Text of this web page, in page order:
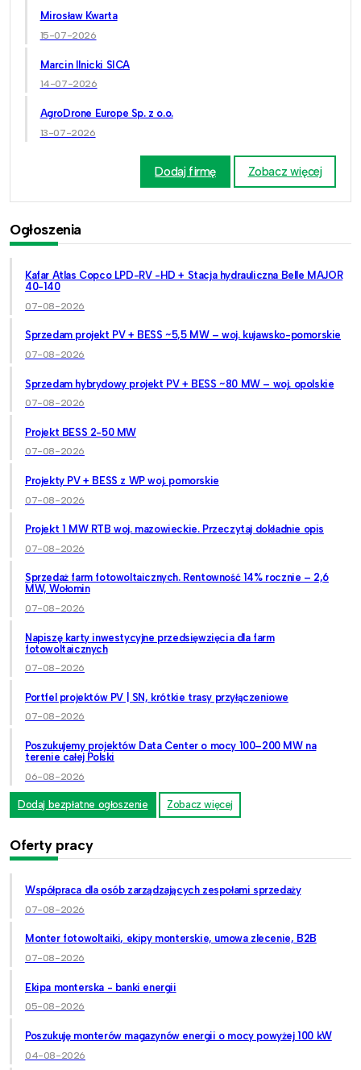
Mirosław Kwarta
15-07-2026
Marcin Ilnicki SICA
14-07-2026
AgroDrone Europe Sp. z o.o.
13-07-2026
Dodaj firmę Zobacz więcej
Ogłoszenia
Kafar Atlas Copco LPD-RV -HD + Stacja hydrauliczna Belle MAJOR
40-140
07-08-2026
Sprzedam projekt PV + BESS ~5,5 MW – woj. kujawsko-pomorskie
07-08-2026
Sprzedam hybrydowy projekt PV + BESS ~80 MW – woj. opolskie
07-08-2026
Projekt BESS 2-50 MW
07-08-2026
Projekty PV + BESS z WP woj. pomorskie
07-08-2026
Projekt 1 MW RTB woj. mazowieckie. Przeczytaj dokładnie opis
07-08-2026
Sprzedaż farm fotowoltaicznych. Rentowność 14% rocznie – 2,6
MW, Wołomin
07-08-2026
Napiszę karty inwestycyjne przedsięwzięcia dla farm
fotowoltaicznych
07-08-2026
Portfel projektów PV | SN, krótkie trasy przyłączeniowe
07-08-2026
Poszukujemy projektów Data Center o mocy 100–200 MW na
terenie całej Polski
06-08-2026
Dodaj bezpłatne ogłoszenie Zobacz więcej
Oferty pracy
Współpraca dla osób zarządzających zespołami sprzedaży
07-08-2026
Monter fotowoltaiki, ekipy monterskie, umowa zlecenie, B2B
07-08-2026
Ekipa monterska - banki energii
05-08-2026
Poszukuję monterów magazynów energii o mocy powyżej 100 kW
04-08-2026